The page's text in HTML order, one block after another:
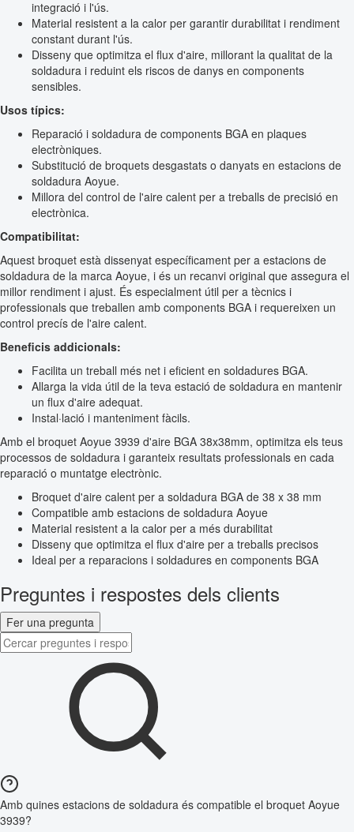
integració i l'ús.
Material resistent a la calor per garantir durabilitat i rendiment
constant durant l'ús.
Disseny que optimitza el flux d'aire, millorant la qualitat de la
soldadura i reduint els riscos de danys en components
sensibles.
Usos típics:
Reparació i soldadura de components BGA en plaques
electròniques.
Substitució de broquets desgastats o danyats en estacions de
soldadura Aoyue.
Millora del control de l'aire calent per a treballs de precisió en
electrònica.
Compatibilitat:
Aquest broquet està dissenyat específicament per a estacions de
soldadura de la marca Aoyue, i és un recanvi original que assegura el
millor rendiment i ajust. És especialment útil per a tècnics i
professionals que treballen amb components BGA i requereixen un
control precís de l'aire calent.
Beneficis addicionals:
Facilita un treball més net i eficient en soldadures BGA.
Allarga la vida útil de la teva estació de soldadura en mantenir
un flux d'aire adequat.
Instal·lació i manteniment fàcils.
Amb el broquet Aoyue 3939 d'aire BGA 38x38mm, optimitza els teus
processos de soldadura i garanteix resultats professionals en cada
reparació o muntatge electrònic.
Broquet d'aire calent per a soldadura BGA de 38 x 38 mm
Compatible amb estacions de soldadura Aoyue
Material resistent a la calor per a més durabilitat
Disseny que optimitza el flux d'aire per a treballs precisos
Ideal per a reparacions i soldadures en components BGA
Preguntes i respostes dels clients
Fer una pregunta
Amb quines estacions de soldadura és compatible el broquet Aoyue
3939?